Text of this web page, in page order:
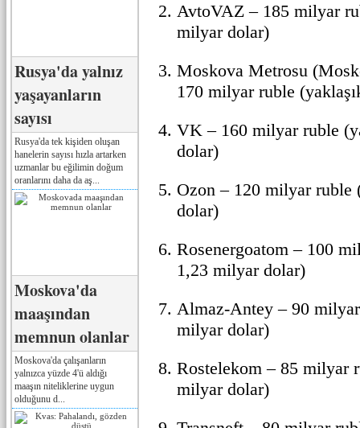
Rusya'da yalnız
yaşayanların
sayısı
Rusya'da tek kişiden oluşan
hanelerin sayısı hızla artarken
uzmanlar bu eğilimin doğum
oranlarını daha da aş...
Moskova'da
maaşından
memnun olanlar
Moskova'da çalışanların
yalnızca yüzde 4'ü aldığı
maaşın niteliklerine uygun
olduğunu d...
AvtoVAZ – 185 milyar
milyar dolar)
Moskova Metrosu
170 milyar ruble
VK – 160 milyar ruble
dolar)
Ozon – 120 milyar ruble
dolar)
Rosenergoatom – 100
1,23 milyar dolar)
Almaz-Antey – 90
milyar dolar)
Rostelekom – 85 milyar
milyar dolar)